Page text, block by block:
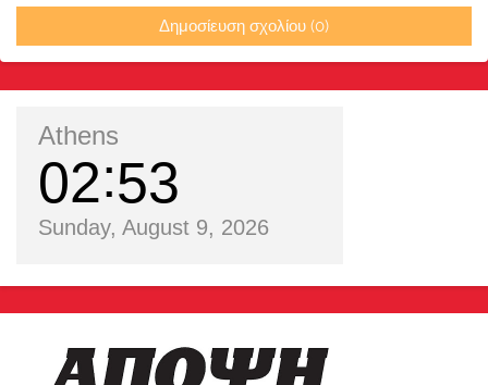
Δημοσίευση σχολίου (0)
Athens
02 53
Sunday, August 9, 2026